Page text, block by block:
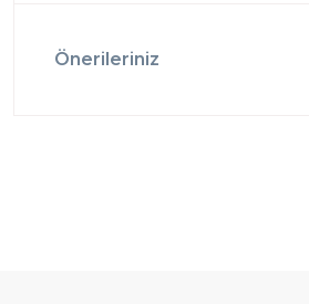
Önerileriniz